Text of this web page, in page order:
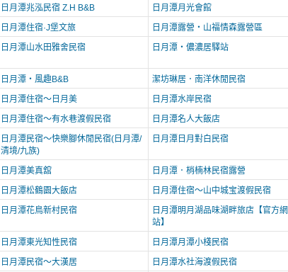
日月潭兆泓民宿 Z.H B&B
日月潭月光會館
日月潭住宿·J堡文旅
日月潭露營‧山福情森露營區
日月潭山水田雅舍民宿
日月潭‧儂濃居驛站
日月潭‧風趣B&B
潔坊琳居．南洋休閒民宿
日月潭住宿～日月美
日月潭水岸民宿
日月潭住宿～有水巷渡假民宿
日月潭名人大飯店
日月潭民宿～快樂腳休閒民宿(日月潭/
清境/九族)
日月潭日月對白民宿
日月潭美真舘 日月潭．梢楠林民宿露營
日月潭松鶴園大飯店
日月潭住宿～山中城宝渡假民宿
日月潭花鳥新村民宿
日月潭明月湖品味湖畔旅店【官方網
站】
日月潭東光知性民宿
日月潭月潭小棧民宿
日月潭民宿～大漢居
日月潭水社海渡假民宿